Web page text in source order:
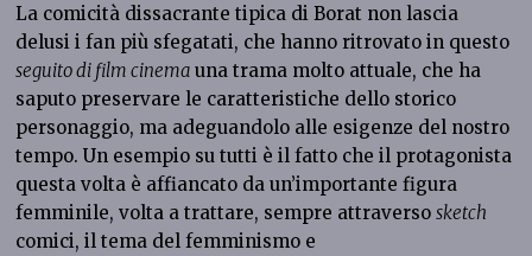
La comicità dissacrante tipica di Borat non lascia
delusi i fan più sfegatati, che hanno ritrovato in questo
seguito di film cinemauna trama molto attuale, che ha
saputo preservare le caratteristiche dello storico
personaggio, ma adeguandolo alle esigenze del nostro
tempo. Un esempio su tutti è il fatto che il protagonista
questa volta è affiancato da un’importante figura
femminile, volta a trattare, sempre attraversosketch
comici, il tema del femminismo e